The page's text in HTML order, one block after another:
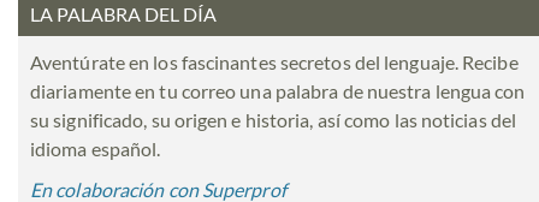
LA PALABRA DEL DÍA
Aventúrate en los fascinantes secretos del lenguaje. Recibe
diariamente en tu correo una palabra de nuestra lengua con
su significado, su origen e historia, así como las noticias del
idioma español.
En colaboración con Superprof